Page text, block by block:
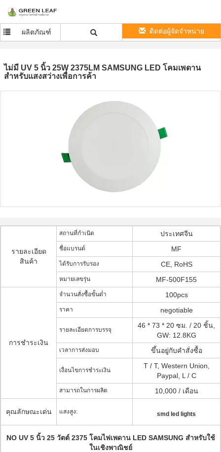
ผลิตภัณฑ์ ติดต่อผู้จัดจำหน่าย
ไม่มี UV 5 นิ้ว 25W 2375LM SAMSUNG LED โคมเพดาน
สำหรับแสงสว่างเพื่อการค้า
รายละเอียด
สินค้า
สถานที่กำเนิด ประเทศจีน
ชื่อแบรนด์ MF
ได้รับการรับรอง CE, RoHS
หมายเลขรุ่น MF-500F155
การชำระเงิน
จำนวนสั่งซื้อขั้นต่ำ 100pcs
ราคา negotiable
รายละเอียดการบรรจุ
46 * 73 * 20 ซม. / 20 ชิ้น,
GW: 12.8KG
เวลาการส่งมอบ ขึ้นอยู่กับคำสั่งซื้อ
เงื่อนไขการชำระเงิน
T / T, Western Union,
Paypal, L / C
สามารถในการผลิต 10,000 / เดือน
คุณลักษณะเด่น แสงสูง: smd led lights
NO UV 5 นิ้ว 25 วัตต์ 2375 โคมไฟเพดาน LED SAMSUNG สำหรับใช้
ในเชิงพาณิชย์